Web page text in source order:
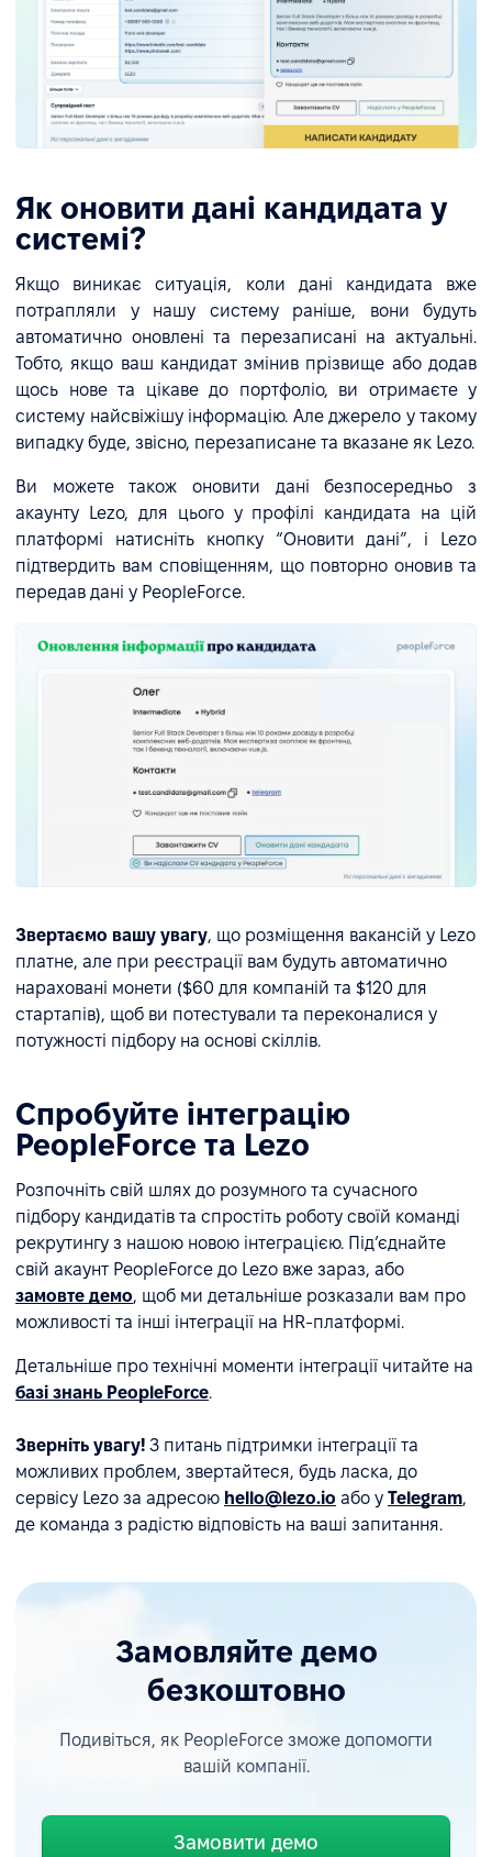
Як оновити дані кандидата у
системі?
Якщо виникає ситуація, коли дані кандидата вже
потрапляли у нашу систему раніше, вони будуть
автоматично оновлені та перезаписані на актуальні.
Тобто, якщо ваш кандидат змінив прізвище або додав
щось нове та цікаве до портфоліо, ви отримаєте у
систему найсвіжішу інформацію. Але джерело у такому
випадку буде, звісно, перезаписане та вказане як Lezo.
Ви можете також оновити дані безпосередньо з
акаунту Lezo, для цього у профілі кандидата на цій
платформі натисніть кнопку “Оновити дані”, і Lezo
підтвердить вам сповіщенням, що повторно оновив та
передав дані у PeopleForce.
Звертаємо вашу увагу, що розміщення вакансій у Lezo
платне, але при реєстрації вам будуть автоматично
нараховані монети ($60 для компаній та $120 для
стартапів), щоб ви потестували та переконалися у
потужності підбору на основі скіллів.
Спробуйте інтеграцію
PeopleForce та Lezo
Розпочніть свій шлях до розумного та сучасного
підбору кандидатів та спростіть роботу своїй команді
рекрутингу з нашою новою інтеграцією. Підʼєднайте
свій акаунт PeopleForce до Lezo вже зараз, або
замовте демо, щоб ми детальніше розказали вам про
можливості та інші інтеграції на HR-платформі.
Детальніше про технічні моменти інтеграції читайте на
базі знань PeopleForce.
Зверніть увагу! З питань підтримки інтеграції та
можливих проблем, звертайтеся, будь ласка, до
сервісу Lezo за адресою hello@lezo.io або у Telegram,
де команда з радістю відповість на ваші запитання.
Замовляйте демо
безкоштовно
Подивіться, як PeopleForce зможе допомогти
вашій компанії.
Замовити демо